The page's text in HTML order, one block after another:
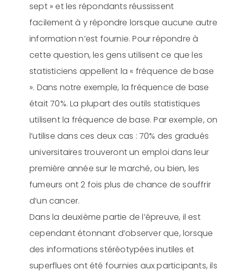
sept » et les répondants réussissent
facilement à y répondre lorsque aucune autre
information n’est fournie. Pour répondre à
cette question, les gens utilisent ce que les
statisticiens appellent la « fréquence de base
». Dans notre exemple, la fréquence de base
était 70%. La plupart des outils statistiques
utilisent la fréquence de base. Par exemple, on
l’utilise dans ces deux cas : 70% des gradués
universitaires trouveront un emploi dans leur
première année sur le marché, ou bien, les
fumeurs ont 2 fois plus de chance de souffrir
d’un cancer.
Dans la deuxième partie de l’épreuve, il est
cependant étonnant d’observer que, lorsque
des informations stéréotypées inutiles et
superflues ont été fournies aux participants, ils